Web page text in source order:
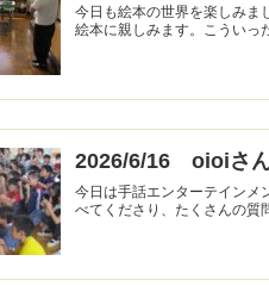
今日も絵本の世界を楽しみま
2026/6/16 oioiさ
今日は手話エンターテインメ
べてくださり、たくさんの質